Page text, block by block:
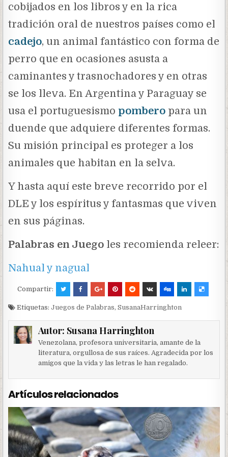
cobijados en los libros y en la rica
tradición oral de nuestros países como el
cadejo, un animal fantástico con forma de
perro que en ocasiones asusta a
caminantes y trasnochadores y en otras
se los lleva. En Argentina y Paraguay se
usa el portuguesismo pombero para un
duende que adquiere diferentes formas.
Su misión principal es proteger a los
animales que habitan en la selva.
Y hasta aquí este breve recorrido por el
DLE y los espíritus y fantasmas que viven
en sus páginas.
Palabras en Juego les recomienda releer:
Nahual y nagual
Compartir:
Etiquetas:Juegos de Palabras,SusanaHarringhton
Autor: Susana Harringhton
Venezolana, profesora universitaria, amante de la
literatura, orgullosa de sus raíces. Agradecida por los
amigos que la vida y las letras le han regalado.
Artículos relacionados